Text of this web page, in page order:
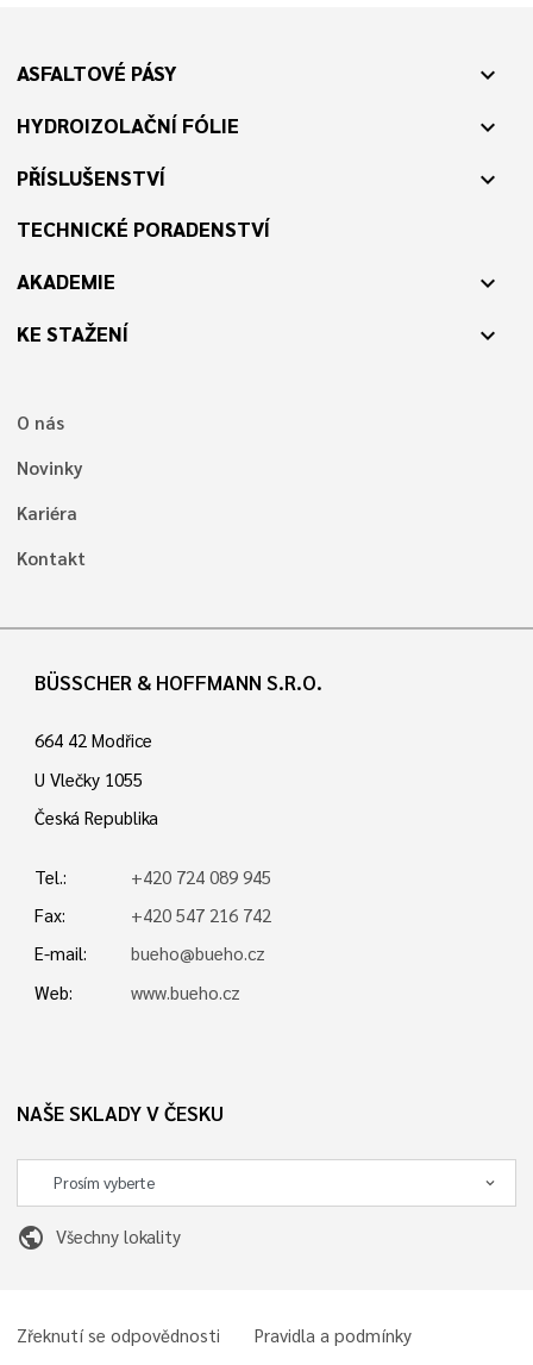
ASFALTOVÉ PÁSY expand_more
HYDROIZOLAČNÍ FÓLIE expand_more
PŘÍSLUŠENSTVÍ expand_more
TECHNICKÉ PORADENSTVÍ
AKADEMIE
expand_more
KE STAŽENÍ expand_more
O nás
Novinky
Kariéra
Kontakt
BÜSSCHER & HOFFMANN S.R.O.
664 42 Modřice
U Vlečky 1055
Česká Republika
Tel.:
+420 724 089 945
Fax:
+420 547 216 742
E-mail:
bueho@bueho.cz
Web:
www.bueho.cz
NAŠE SKLADY V ČESKU
public Všechny lokality
Zřeknutí se odpovědnosti Pravidla a podmínky